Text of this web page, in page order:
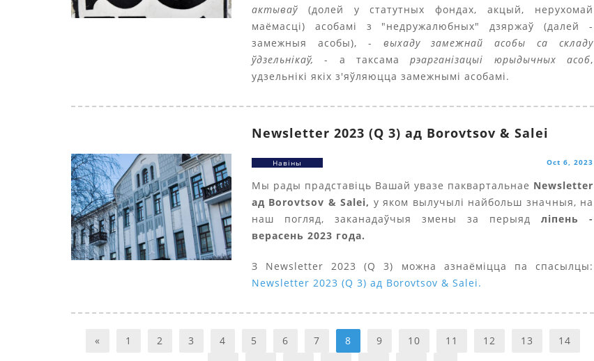
актываў(долей у статутных фондах, акцый, нерухомай
маёмасці) асобамі з "недружалюбных" дзяржаў (далей -
замежныя асобы), - выхаду замежнай асобы са складу
ўдзельнікаў,
- а таксамарэарганізацыі юрыдычных асоб,
удзельнікі якіх з'яўляюцца замежнымі асобамі.
Newsletter 2023 (Q 3) ад Borovtsov & Salei
Навіны Oct 6, 2023
Мы рады прадставіць Вашай увазе паквартальнае Newsletter
ад Borovtsov & Salei, у яком вылучылі найбольш значныя, на
наш погляд, заканадаўчыя змены за перыяд ліпень -
верасень 2023 года.
З Newsletter 2023 (Q 3) можна азнаёміцца па спасылцы:
Newsletter 2023 (Q 3) ад Borovtsov & Salei.
« 1 2 3 4 5 6 7 8 9 10 11 12 13
14